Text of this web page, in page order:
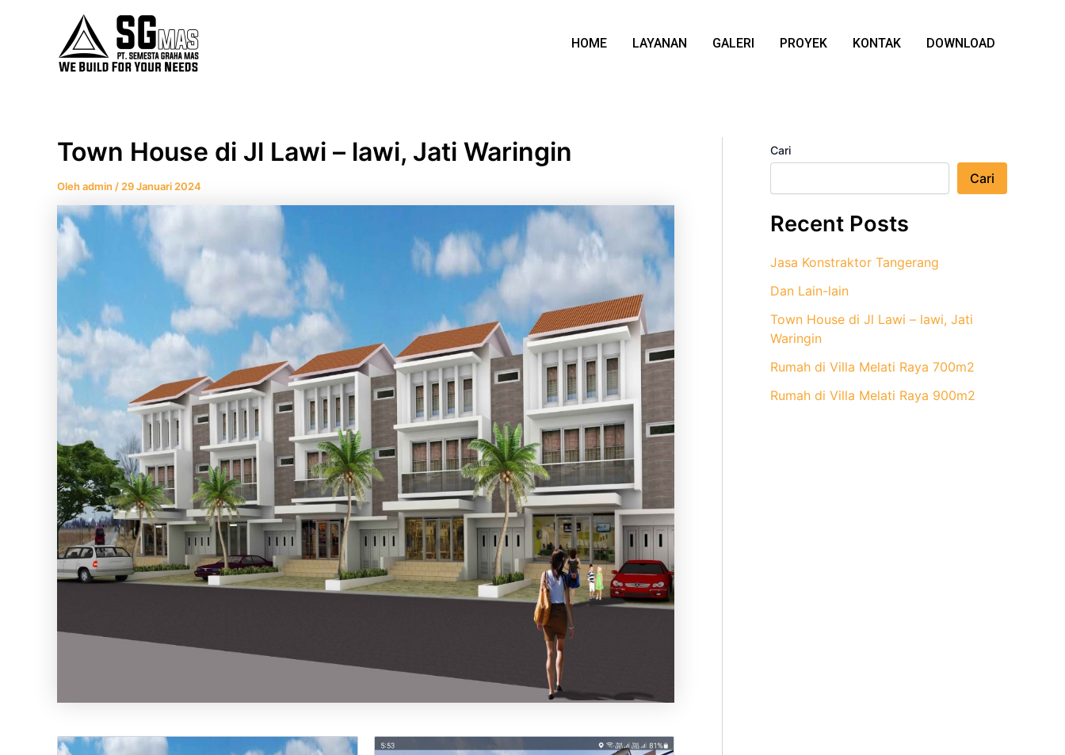
HOME LAYANAN GALERI PROYEK KONTAK DOWNLOAD
Town House di Jl Lawi – lawi, Jati Waringin
Olehadmin / 29 Januari 2024
navigation
Cari
Cari
Recent Posts
Jasa Konstraktor Tangerang
Dan Lain-lain
Town House di Jl Lawi – lawi, Jati
Waringin
Rumah di Villa Melati Raya 700m2
Rumah di Villa Melati Raya 900m2